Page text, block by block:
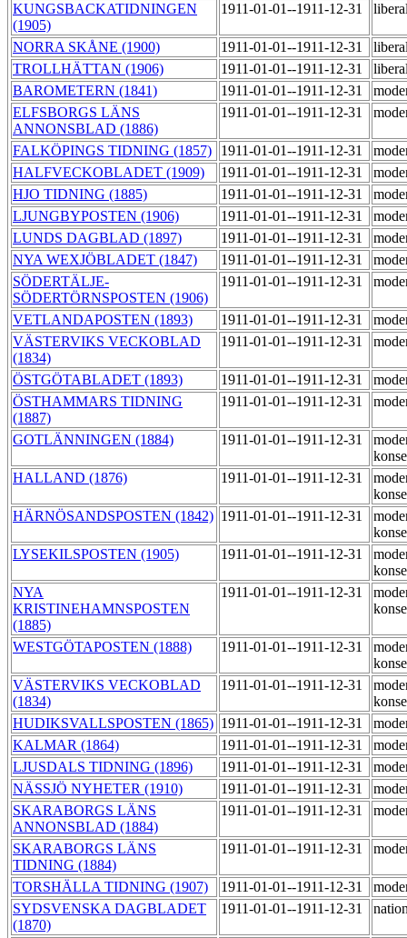
KUNGSBACKATIDNINGEN
(1905)
1911-01-01--1911-12-31
NORRA SKÅNE (1900) 1911-01-01--1911-12-31
TROLLHÄTTAN (1906)
1911-01-01--1911-12-31
BAROMETERN (1841)
1911-01-01--1911-12-31
ELFSBORGS LÄNS
ANNONSBLAD (1886)
1911-01-01--1911-12-31
FALKÖPINGS TIDNING (1857) 1911-01-01--1911-12-31
HALFVECKOBLADET (1909)
1911-01-01--1911-12-31
HJO TIDNING (1885)
1911-01-01--1911-12-31
LJUNGBYPOSTEN (1906)
1911-01-01--1911-12-31
LUNDS DAGBLAD (1897)
1911-01-01--1911-12-31
NYA WEXJÖBLADET (1847)
1911-01-01--1911-12-31
SÖDERTÄLJE-
SÖDERTÖRNSPOSTEN (1906)
1911-01-01--1911-12-31
VETLANDAPOSTEN (1893) 1911-01-01--1911-12-31
VÄSTERVIKS VECKOBLAD
(1834)
1911-01-01--1911-12-31
ÖSTGÖTABLADET (1893) 1911-01-01--1911-12-31
ÖSTHAMMARS TIDNING
(1887)
1911-01-01--1911-12-31
GOTLÄNNINGEN (1884) 1911-01-01--1911-12-31
HALLAND (1876)
1911-01-01--1911-12-31
HÄRNÖSANDSPOSTEN (1842) 1911-01-01--1911-12-31
LYSEKILSPOSTEN (1905)
1911-01-01--1911-12-31
NYA
KRISTINEHAMNSPOSTEN
(1885)
1911-01-01--1911-12-31
WESTGÖTAPOSTEN (1888) 1911-01-01--1911-12-31
VÄSTERVIKS VECKOBLAD
(1834)
1911-01-01--1911-12-31
HUDIKSVALLSPOSTEN (1865) 1911-01-01--1911-12-31
KALMAR (1864)
1911-01-01--1911-12-31
LJUSDALS TIDNING (1896)
1911-01-01--1911-12-31
NÄSSJÖ NYHETER (1910)
1911-01-01--1911-12-31
SKARABORGS LÄNS
ANNONSBLAD (1884)
1911-01-01--1911-12-31
SKARABORGS LÄNS
TIDNING (1884)
1911-01-01--1911-12-31
TORSHÄLLA TIDNING (1907) 1911-01-01--1911-12-31
SYDSVENSKA DAGBLADET
(1870)
1911-01-01--1911-12-31